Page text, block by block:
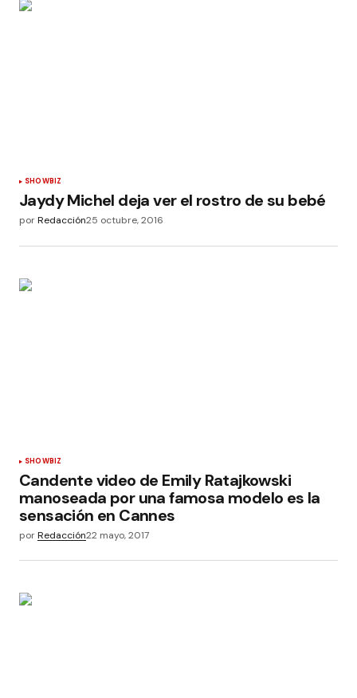
SHOWBIZ
Jaydy Michel deja ver el rostro de su bebé
porRedacción25 octubre, 2016
SHOWBIZ
Candente video de Emily Ratajkowski
manoseada por una famosa modelo es la
sensación en Cannes
porRedacción22 mayo, 2017